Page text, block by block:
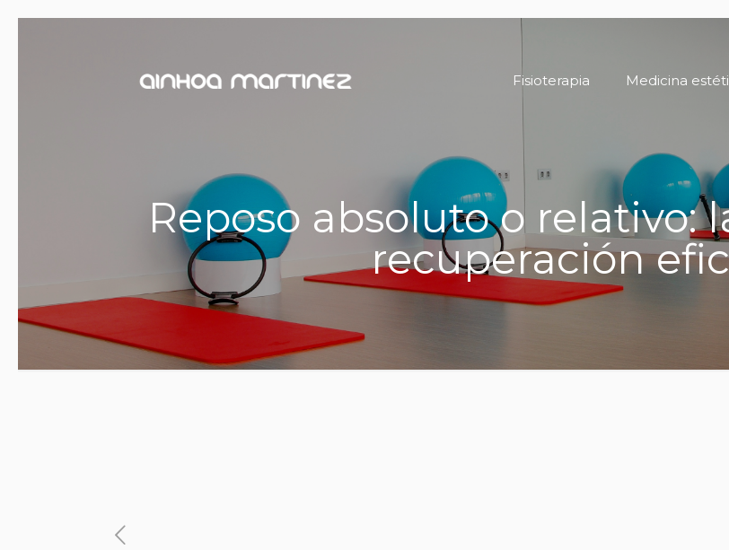
Fisioterapia Medicina
Reposo absoluto o relativo:
recuperación